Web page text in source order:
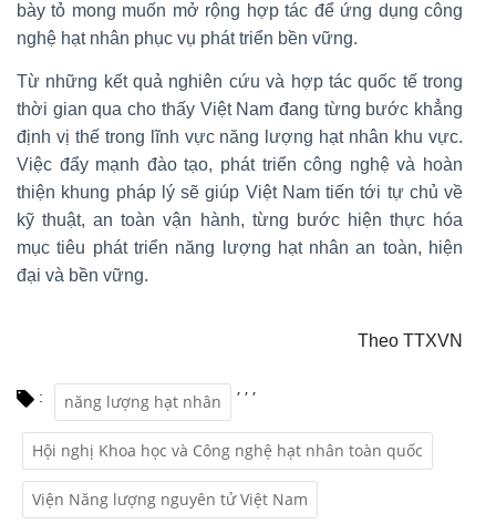
bày tỏ mong muốn mở rộng hợp tác để ứng dụng công
nghệ hạt nhân phục vụ phát triển bền vững.
Từ những kết quả nghiên cứu và hợp tác quốc tế trong
thời gian qua cho thấy Việt Nam đang từng bước khẳng
định vị thế trong lĩnh vực năng lượng hạt nhân khu vực.
Việc đẩy mạnh đào tạo, phát triển công nghệ và hoàn
thiện khung pháp lý sẽ giúp Việt Nam tiến tới tự chủ về
kỹ thuật, an toàn vận hành, từng bước hiện thực hóa
mục tiêu phát triển năng lượng hạt nhân an toàn, hiện
đại và bền vững.
Theo TTXVN
: năng lượng hạt nhân
,
Hội nghị Khoa học và Công nghệ hạt nhân toàn quốc
,
Viện Năng lượng nguyên tử Việt Nam
,